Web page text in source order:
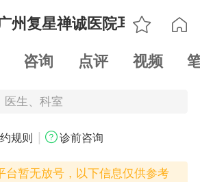
州复星禅诚医院耳鼻喉科
 
咨询 点评 视频
医生、科室
规则 诊前咨询
台暂无放号，以下信息仅供参考